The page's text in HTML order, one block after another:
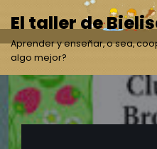
Saltar
al
contenido
El taller de
Aprender y enseñar, o sea,
algo mejor?